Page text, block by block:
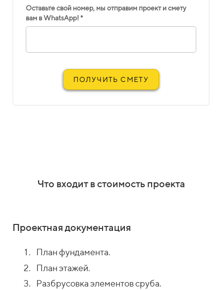
Оставьте свой номер, мы отправим проект и смету
вам в WhatsApp! *
ПОЛУЧИТЬ СМЕТУ
Что входит в стоимость проекта
Проектная документация
План фундамента.
План этажей.
Разбрусовка элементов сруба.